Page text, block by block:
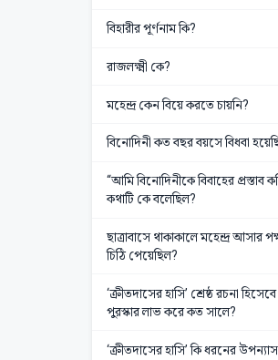
বিহারীর পূর্ণনাম কি?
রাজলক্ষ্মী কে?
মহেন্দ্র কেন বিয়ে করতে চায়নি?
বিনোদিনী কত বছর বয়সে বিধবা
“আমি বিনোদিনীকে বিবাহের প্রস্তাব
কথাটি কে বলেছিল?
ছাত্রাবাসে থাকাকালে মহেন্দ্র আসার
চিঠি পেয়েছিল?
‘ক্রীতদাসের হাসি’ শ্রেষ্ঠ রচনা
পুরস্কার লাভ করে কত সালে?
‘ক্রীতদাসের হাসি’ কি ধরনের